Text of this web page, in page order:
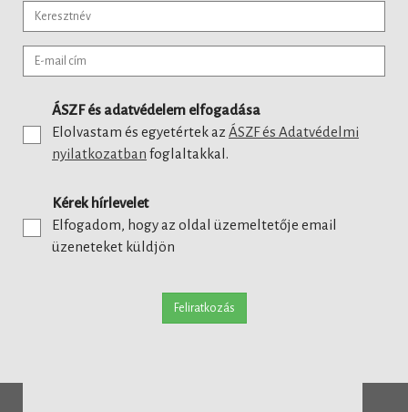
ÁSZF és adatvédelem elfogadása
Elolvastam és egyetértek az ÁSZF és Adatvédelmi
nyilatkozatban foglaltakkal.
Kérek hírlevelet
Elfogadom, hogy az oldal üzemeltetője email
üzeneteket küldjön
Feliratkozás